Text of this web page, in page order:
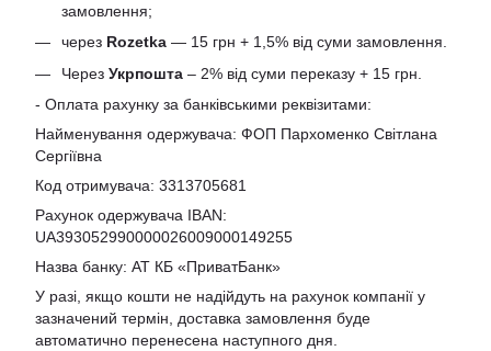
замовлення;
через Rozetka — 15 грн + 1,5% від суми замовлення.
Через Укрпошта – 2% від суми переказу + 15 грн.
- Оплата рахунку за банківськими реквізитами:
Найменування одержувача: ФОП Пархоменко Світлана
Сергіївна
Код отримувача: 3313705681
Рахунок одержувача IBAN:
UA393052990000026009000149255
Назва банку: АТ КБ «ПриватБанк»
У разі, якщо кошти не надійдуть на рахунок компанії у
зазначений термін, доставка замовлення буде
автоматично перенесена наступного дня.